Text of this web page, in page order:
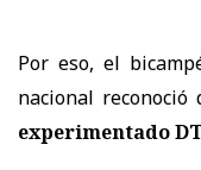
Por eso, el
nacional
experimentado